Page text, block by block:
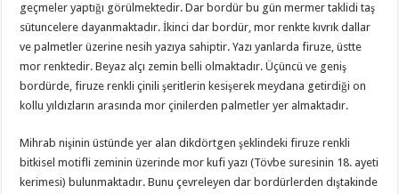
geçmeler yaptığı görülmektedir. Dar bordür bu gün mermer taklidi taş
sütuncelere dayanmaktadır. İkinci dar bordür, mor renkte kıvrık dallar
ve palmetler üzerine nesih yazıya sahiptir. Yazı yanlarda firuze, üstte
mor renktedir. Beyaz alçı zemin belli olmaktadır. Üçüncü ve geniş
bordürde, firuze renkli çinili şeritlerin kesişerek meydana getirdiği on
kollu yıldızların arasında mor çinilerden palmetler yer almaktadır.
Mihrab nişinin üstünde yer alan dikdörtgen şeklindeki firuze renkli
bitkisel motifli zeminin üzerinde mor kufi yazı (Tövbe suresinin 18. ayeti
kerimesi) bulunmaktadır. Bunu çevreleyen dar bordürlerden dıştakinde